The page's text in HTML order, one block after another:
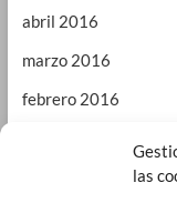
las
abril 2016
marzo 2016
febrero 2016
septiembre 2015